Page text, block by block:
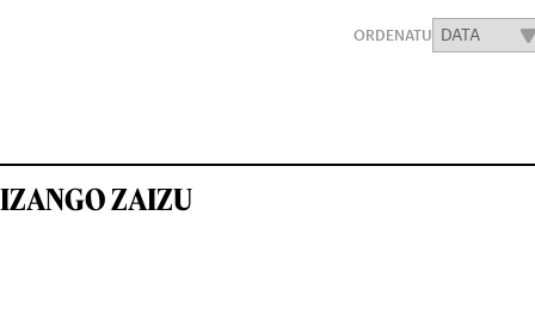
ORDENATU
ZAIZU